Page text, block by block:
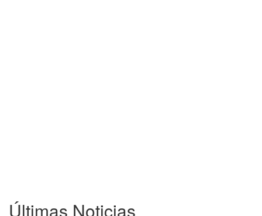
Últimas Noticias